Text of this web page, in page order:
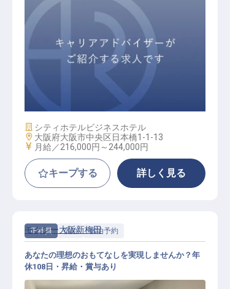
フロントスタッフ
施設業態
シティホテルビジネスホテル
勤務地
大阪府大阪市中央区日本橋1-1-13
給与
月給／216,000円～ 244,000円
キープする 詳しく見る
正社員 宿泊 宿泊予約
モクシー大阪新梅田
あなたの理想のおもてなしを実現しませんか？年
休108日・昇給・賞与あり